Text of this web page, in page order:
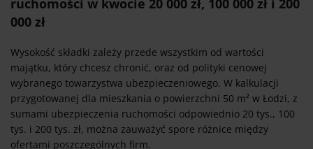
ruchomości w kwocie 20 000 zł, 100 000 zł i 200
000 zł
Wysokość składki zależy przede wszystkim od wartości
majątku, który chcesz chronić, oraz od polityki cenowej
wybranego towarzystwa ubezpieczeniowego. W kalkulacji
przygotowanej dla mieszkania o powierzchni 50 m² w Łodzi, z
sumami ubezpieczenia ruchomości odpowiednio 20 tys., 100
tys. i 200 tys. zł, można zauważyć spore różnice między
ofertami poszczególnych firm.